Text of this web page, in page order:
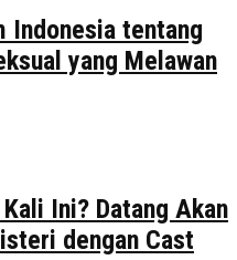
Indonesia tentang
yang Melawan
Ini? Datang Akan
dengan Cast